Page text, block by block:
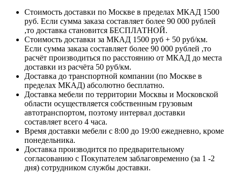
Стоимость доставки по Москве в пределах МКАД 1500
руб. Если сумма заказа составляет более 90 000 рублей
,то доставка становится БЕСПЛАТНОЙ.
Стоимость доставки за МКАД 1500 руб + 50 руб/км.
Если сумма заказа составляет более 90 000 рублей ,то
расчёт производиться по расстоянию от МКАД до места
доставки из расчёта 50 руб/км.
Доставка до транспортной компании (по Москве в
пределах МКАД) абсолютно бесплатно.
Доставка мебели по территории Москвы и Московской
области осуществляется собственным грузовым
автотранспортом, поэтому интервал доставки
составляет всего 4 часа.
Время доставки мебели с 8:00 до 19:00 ежедневно, кроме
понедельника.
Доставка производится по предварительному
согласованию с Покупателем заблаговременно (за 1 -2
дня) сотрудником службы доставки.